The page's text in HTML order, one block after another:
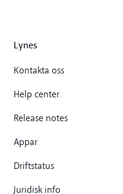
Lynes
Kontakta oss
Help center
Release notes
Appar
Driftstatus
Juridisk info